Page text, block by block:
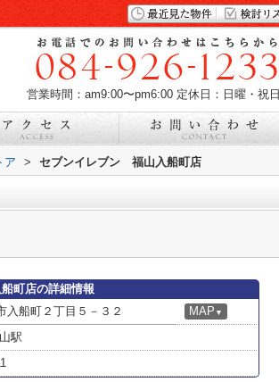
営業時間：am9:00〜pm6:00 定休日：日曜・祝日
ア > セブンイレブン 福山入船町店
町店の詳細情報
入船町２丁目５－３２ MAP ▼
駅